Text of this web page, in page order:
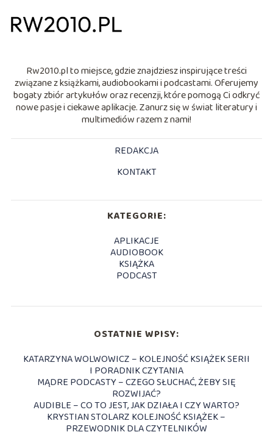
Rw2010.pl to miejsce, gdzie znajdziesz inspirujące treści
związane z książkami, audiobookami i podcastami. Oferujemy
bogaty zbiór artykułów oraz recenzji, które pomogą Ci odkryć
nowe pasje i ciekawe aplikacje. Zanurz się w świat literatury i
multimediów razem z nami!
REDAKCJA
KONTAKT
KATEGORIE:
APLIKACJE
AUDIOBOOK
KSIĄŻKA
PODCAST
OSTATNIE WPISY:
KATARZYNA WOLWOWICZ – KOLEJNOŚĆ KSIĄŻEK SERII
I PORADNIK CZYTANIA
MĄDRE PODCASTY – CZEGO SŁUCHAĆ, ŻEBY SIĘ
ROZWIJAĆ?
AUDIBLE – CO TO JEST, JAK DZIAŁA I CZY WARTO?
KRYSTIAN STOLARZ KOLEJNOŚĆ KSIĄŻEK –
PRZEWODNIK DLA CZYTELNIKÓW